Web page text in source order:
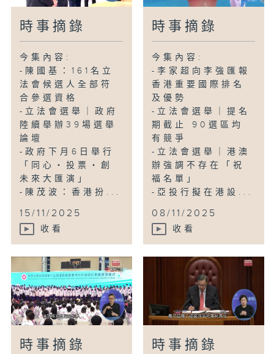
時事摘錄
今集內容:
-陳國基：161名立
法會候選人全部符
合參選資格
-立法會選舉｜政府
陸續舉辦39場選舉
論壇
-政府下月6日舉行
「同心・投票・創
未來大匯演」
-陳茂波：香港扮...
15/11/2025
收看
時事摘錄
今集內容:
-李家超向李強匯報
香港重要國際排名
及優勢
-立法會選舉｜提名
期截止 90選區均
有競爭
-立法會選舉｜港澳
辦強調不存在「祝
福名單」
-亞投行擬在港設...
08/11/2025
收看
時事摘錄 時事摘錄